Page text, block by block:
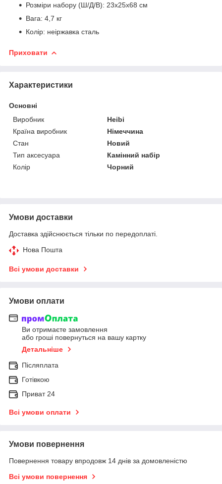
Розміри набору (Ш/Д/В): 23х25х68 см
Вага: 4,7 кг
Колір: неіржавка сталь
Приховати
Характеристики
Основні
Виробник
Heibi
Країна виробник
Німеччина
Стан
Новий
Тип аксесуара
Камінний набір
Колір
Чорний
Умови доставки
Доставка здійснюється тільки по передоплаті.
Нова Пошта
Всі умови доставки
Умови оплати
Ви отримаєте замовлення
або гроші повернуться на вашу картку
Детальніше
Післяплата
Готівкою
Приват 24
Всі умови оплати
Умови повернення
Повернення товару впродовж 14 днів за домовленістю
Всі умови повернення